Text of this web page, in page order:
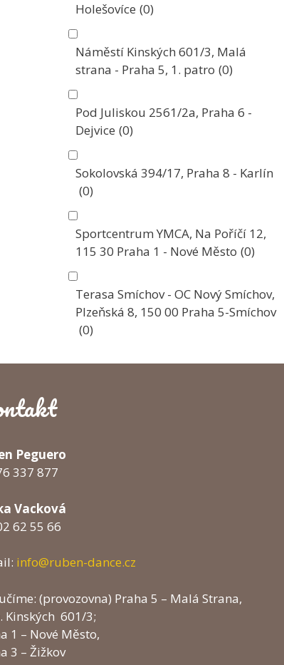
Holešovíce (0)
Náměstí Kinských 601/3, Malá
strana - Praha 5, 1. patro (0)
Pod Juliskou 2561/2a, Praha 6 -
Dejvice (0)
Sokolovská 394/17, Praha 8 - Karlín
(0)
Sportcentrum YMCA, Na Poříčí 12,
115 30 Praha 1 - Nové Město (0)
Terasa Smíchov - OC Nový Smíchov,
Plzeňská 8, 150 00 Praha 5-Smíchov
(0)
Peguero
337 877
Vacková
62 55 66
info@ruben-dance.cz
(provozovna) Praha 5 – Malá Strana,
Kinských 601/3;
1 – Nové Město,
3 – Žižkov